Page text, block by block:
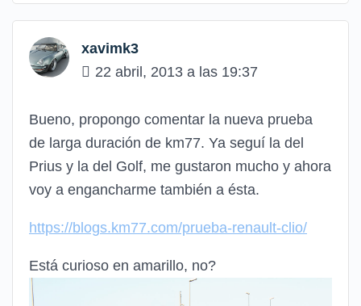
xavimk3
22 abril, 2013 a las 19:37
Bueno, propongo comentar la nueva prueba
de larga duración de km77. Ya seguí la del
Prius y la del Golf, me gustaron mucho y ahora
voy a engancharme también a ésta.
https://blogs.km77.com/prueba-renault-clio/
Está curioso en amarillo, no?